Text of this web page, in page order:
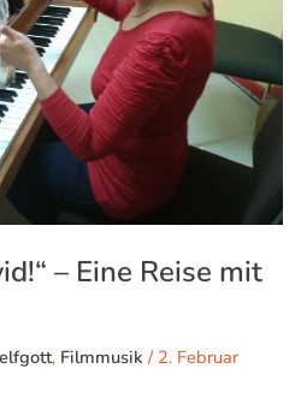
– Eine Reise mit
, Filmmusik / 2. Februar